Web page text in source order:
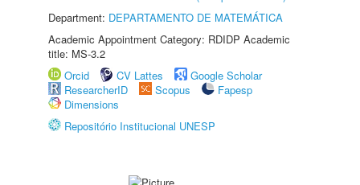
Department: DEPARTAMENTO DE MATEMÁTICA
Academic Appointment Category: RDIDP Academic
title: MS-3.2
Orcid
CV Lattes
Google Scholar
ResearcherID
Scopus
Fapesp
Dimensions
Repositório Institucional UNESP